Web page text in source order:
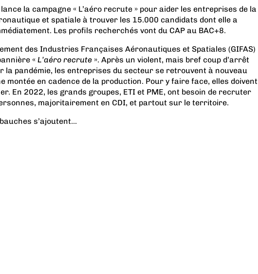
lance la campagne « L’aéro recrute » pour aider les entreprises de la
et spatiale à trouver les 15.000 candidats dont elle a
Les profils recherchés vont du CAP au BAC+8.
des Industries Françaises Aéronautiques et Spatiales (GIFAS)
« L’aéro recrute». Après un violent, mais bref coup d’arrêt
la pandémie, les entreprises du secteur se retrouvent à nouveau
montée en cadence de la production. Pour y faire face, elles doivent
En 2022, les grands groupes, ETI et PME, ont besoin de recruter
majoritairement en CDI, et partout sur le territoire.
s’ajoutent...